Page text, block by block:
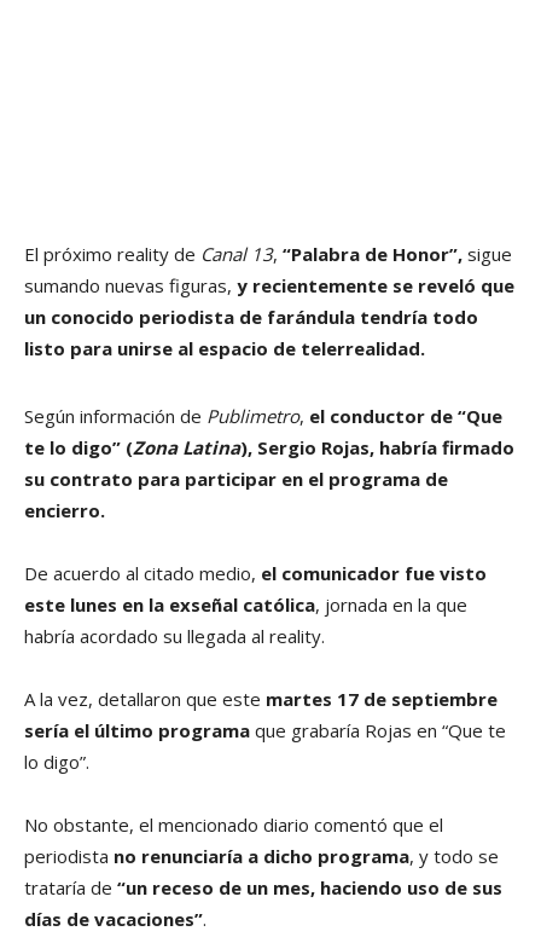
El próximo reality de Canal 13, “Palabra de Honor”, sigue
sumando nuevas figuras, y recientemente se reveló que
un conocido periodista de farándula tendría todo
listo para unirse al espacio de telerrealidad.
Según información de Publimetro, el conductor de “Que
te lo digo” (Zona Latina), Sergio Rojas, habría firmado
su contrato para participar en el programa de
encierro.
De acuerdo al citado medio, el comunicador fue visto
este lunes en la exseñal católica, jornada en la que
habría acordado su llegada al reality.
A la vez, detallaron que este martes 17 de septiembre
sería el último programa que grabaría Rojas en “Que te
lo digo”.
No obstante, el mencionado diario comentó que el
periodista no renunciaría a dicho programa, y todo se
trataría de “un receso de un mes, haciendo uso de sus
días de vacaciones”.